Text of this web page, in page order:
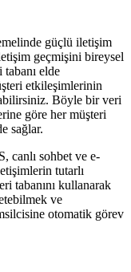
güçlü iletişim
geçmişini bireysel
elde
etkileşimlerinin
Böyle bir veri
göre her müşteri
sağlar.
canlı sohbet ve e-
tutarlı
tabanını kullanarak
ve
otomatik görev